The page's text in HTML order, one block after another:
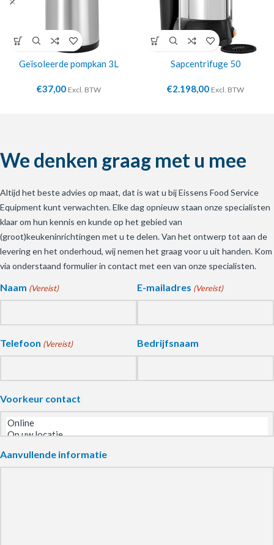
Geïsoleerde pompkan 3L
€37,00 Excl. BTW
Sapcentrifuge 50
€2.198,00 Excl. BTW
We denken graag met u mee
Altijd het beste advies op maat, dat is wat u bij Eissens Food Service
Equipment kunt verwachten. Elke dag opnieuw staan onze specialisten
klaar om hun kennis en kunde op het gebied van
(groot)keukeninrichtingen met u te delen. Van het ontwerp tot aan de
levering en het onderhoud, wij nemen het graag voor u uit handen. Kom
via onderstaand formulier in contact met een van onze specialisten.
Naam (Vereist) E-mailadres (Vereist)
Telefoon (Vereist) Bedrijfsnaam
Voorkeur contact
Aanvullende informatie